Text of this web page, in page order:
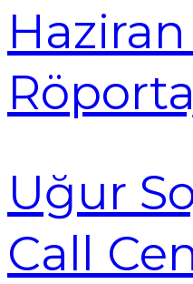
Haziran
Uğur
Call